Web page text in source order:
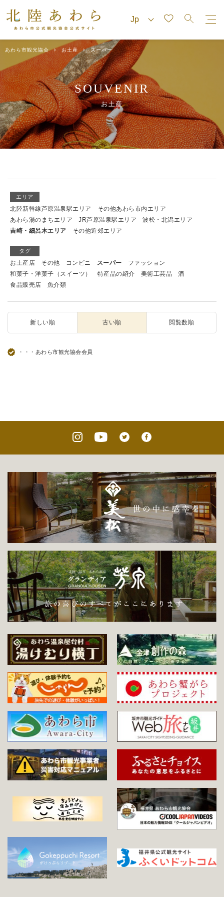
あわら市観光協会 お土産 スーパー
SOUVENIR
お土産
エリア
北陸新幹線芦原温泉駅エリア
その他あわら市内エリア
あわら湯のまちエリア
JR芦原温泉駅エリア
波松・北潟エリア
吉崎・細呂木エリア
その他近郊エリア
タグ
お土産店 その他 コンビニ スーパー
ファッション
和菓子・洋菓子（スイーツ）
特産品の紹介 美術工芸品
酒
食品販売店
魚介類
新しい順 古い順 閲覧数順
・・・あわら市観光協会会員